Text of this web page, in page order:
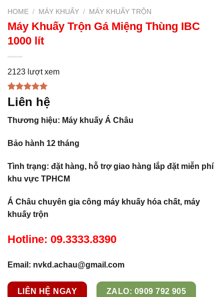
HOME / MÁY KHUẤY / MÁY KHUẤY TRỘN
Máy Khuấy Trộn Gá Miệng Thùng IBC
1000 lít
2123 lượt xem
Rated5.00
out of 5
1
customer
Liên hệ
Thương hiệu: Máy khuấy Á Châu
Bảo hành 12 tháng
Tình trạng: đặt hàng, hỗ trợ giao hàng lắp đặt miễn phí
khu vực TPHCM
Á Châu chuyên gia công máy khuấy hóa chất, máy
khuấy trộn
Hotline: 09.3333.8390
Email: nvkd.achau@gmail.com
LIÊN HỆ NGAY ZALO: 0909 792 905